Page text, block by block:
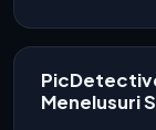
Menelusuri